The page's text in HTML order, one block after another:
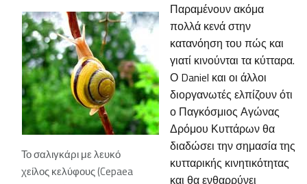
Το σαλιγκάρι με λευκό
χείλος κελύφους (Cepaea
Παραμένουν ακόμα
πολλά κενά στην
κατανόηση του πώς και
γιατί κινούνται τα κύτταρα.
Ο Daniel και οι άλλοι
διοργανωτές ελπίζουν ότι
ο Παγκόσμιος Αγώνας
Δρόμου Κυττάρων θα
διαδώσει την σημασία της
κυτταρικής κινητικότητας
και θα ενθαρρύνει